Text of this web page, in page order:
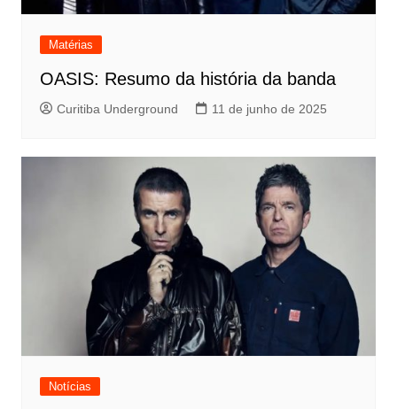
Matérias
OASIS: Resumo da história da banda
Curitiba Underground 11 de junho de 2025
Notícias